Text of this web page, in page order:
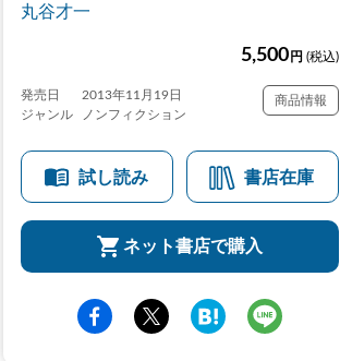
丸谷才一
5,500 円 (税込)
発売日
2013年11月19日
ジャンル
ノンフィクション
商品情報
試し読み 書店在庫
ネット書店で購入